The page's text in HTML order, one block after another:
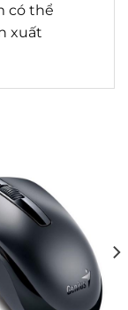
có thể
xuất